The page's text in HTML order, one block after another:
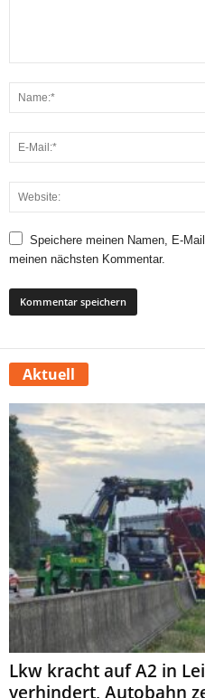
Speichere meinen Namen, E-
meinen nächsten Kommentar.
Aktuell
Lkw kracht auf A2 in
verhindert, Autobahn